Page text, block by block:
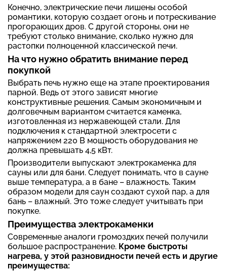
Конечно, электрические печи лишены особой
романтики, которую создает огонь и потрескивание
прогорающих дров. С другой стороны, они не
требуют столько внимание, сколько нужно для
растопки полноценной классической печи.
На что нужно обратить внимание перед
покупкой
Выбрать печь нужно еще на этапе проектирования
парной. Ведь от этого зависят многие
конструктивные решения. Самым экономичным и
долговечным вариантом считается каменка,
изготовленная из нержавеющей стали. Для
подключения к стандартной электросети с
напряжением 220 В мощность оборудования не
должна превышать 4,5 кВт.
Производители выпускают электрокаменка для
сауны или для бани. Следует понимать, что в сауне
выше температура, а в бане – влажность. Таким
образом модели для саун создают сухой пар, а для
бань – влажный. Это тоже следует учитывать при
покупке.
Преимущества электрокаменки
Современные аналоги громоздких печей получили
большое распространение. Кроме быстроты
нагрева, у этой разновидности печей есть и другие
преимущества: